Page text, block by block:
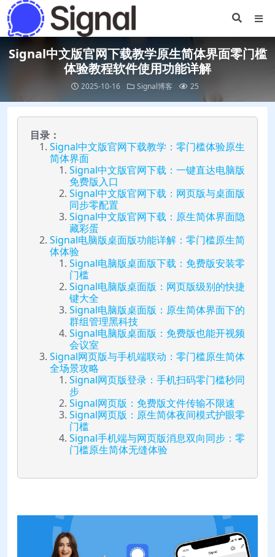
Signal中文版官网下载教学原生简体界面零门槛
体验教程软件使用功能详解
2025-10-16 Signal博客 25
目录：
Signal中文版官网下载教学：零门槛体验原生
简体界面
Signal中文版官网下载：一键直达电脑版
免费版入口
Signal中文版官网下载：网页版与桌面版
同步零配置
Signal中文版官网下载：原生简体界面隐
藏彩蛋
Signal电脑版桌面版功能详解：零门槛原生简
体体验
Signal电脑版桌面版下载：免费版安装零
门槛
Signal电脑版桌面版：网页版级别的快捷
键大全
Signal电脑版桌面版：原生简体界面下的
群组管理黑科技
Signal电脑版桌面版：免费版也能开视频
会议室
Signal网页版与手机端联动：零门槛原生简体
全场景攻略
Signal网页版登录：手机扫码零门槛秒同
步
Signal网页版：免费版文件传输不限速
Signal网页版：原生简体夜间模式护眼零
门槛
Signal手机端与网页版消息双向同步：零
门槛原生简体无缝体验